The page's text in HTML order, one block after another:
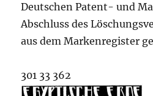
Deutschen Patent- und
Abschluss des
aus dem Markenregister
301 33 362